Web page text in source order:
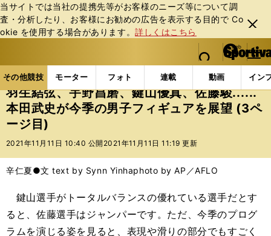
当サイトでは当社の提携先等がお客様のニーズ等について調
査・分析したり、お客様にお勧めの広告を表⽰する⽬的で Co
okie を使⽤する場合があります。詳しくはこちら
閉じ
る
web Sportiva (webスポルティーバ)
検索
マイペ
ー
ジ
メニュ
その他競技 モーター フォト 連載 動画 イン
ス
ポ
ル
テ
ー
バ
その他競技の記事一覧 フィギュア 羽生結弦、宇野
羽生結弦、宇野昌磨、鍵山優真、佐藤駿......
本田武史が今季の男子フィギュアを展望 (3ペ
ージ目)
2021年11月11日 10:40 公開 2021年11月11日 11:19 更新
辛仁夏●文 text by Synn Yinhaphoto by AP／AFLO
鍵山選手がトータルバランスの優れている選手だとす
ると、佐藤選手はジャンパーです。ただ、今季のプログ
ラムを演じる姿を見ると、表現や滑りの部分でもすごく